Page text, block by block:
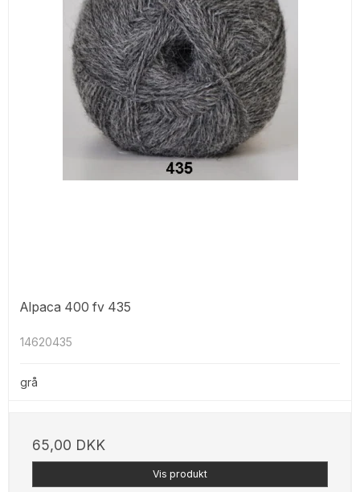
Alpaca 400 fv 435
14620435
grå
65,00 DKK
Vis produkt